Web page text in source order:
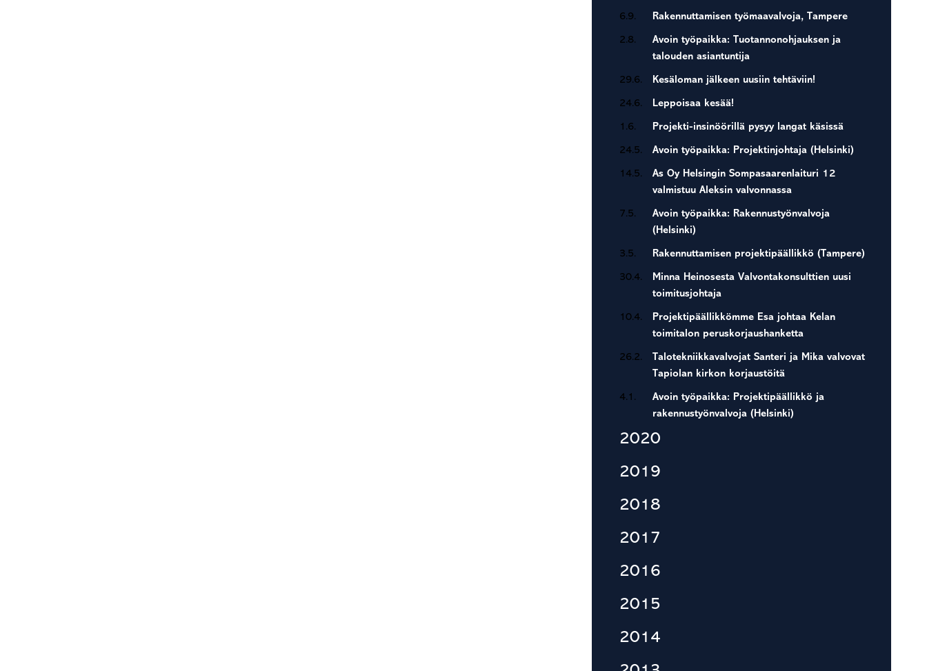
6.9. Rakennuttamisen työmaavalvoja, Tampere
2.8.
Avoin työpaikka: Tuotannonohjauksen ja
talouden asiantuntija
29.6. Kesäloman jälkeen uusiin tehtäviin!
24.6. Leppoisaa kesää!
1.6. Projekti-insinöörillä pysyy langat käsissä
24.5. Avoin työpaikka: Projektinjohtaja (Helsinki)
14.5.
As Oy Helsingin Sompasaarenlaituri 12
valmistuu Aleksin valvonnassa
7.5.
Avoin työpaikka: Rakennustyönvalvoja
(Helsinki)
3.5. Rakennuttamisen projektipäällikkö (Tampere)
30.4.
Minna Heinosesta Valvontakonsulttien uusi
toimitusjohtaja
10.4.
Projektipäällikkömme Esa johtaa Kelan
toimitalon peruskorjaushanketta
26.2.
Talotekniikkavalvojat Santeri ja Mika valvovat
Tapiolan kirkon korjaustöitä
4.1.
Avoin työpaikka: Projektipäällikkö ja
rakennustyönvalvoja (Helsinki)
2020
2019
2018
2017
2016
2015
2014